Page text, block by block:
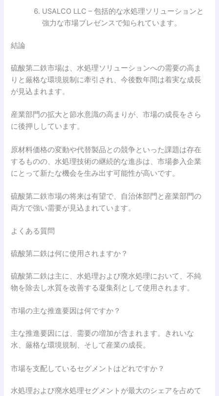
USALCO LLC – 包括的な水処理ソリューションと
強力な市場プレゼンスで知られています。
結論
硫酸第二鉄市場は、水処理ソリューションへの需要の高ま
りと厳格な環境規制に牽引され、今後数年間は着実な成長
が見込まれます。
産業部門の拡大と節水意識の高まりが、市場の成長をさら
に後押ししています。
原材料価格の変動や代替製品との競争といった課題は存在
するものの、水処理技術の継続的な進歩は、市場参入企業
にとって新たな機会を生み出す可能性が高いです。
硫酸第二鉄市場の将来は有望で、自治体部門と産業部門の
両方で強い需要が見込まれています。
よくある質問
硫酸第二鉄は何に使用されますか？
硫酸第二鉄は主に、水処理および廃水処理において、不純
物を除去し水質を改善する凝集剤として使用されます。
市場の主な推進要因は何ですか？
主な推進要因には、需要の増加が含まれます。きれいな
水、厳格な環境規制、そして産業の成長。
市場を支配しているセグメントはどれですか？
水処理および廃水処理セグメントが最大のシェアを占めて